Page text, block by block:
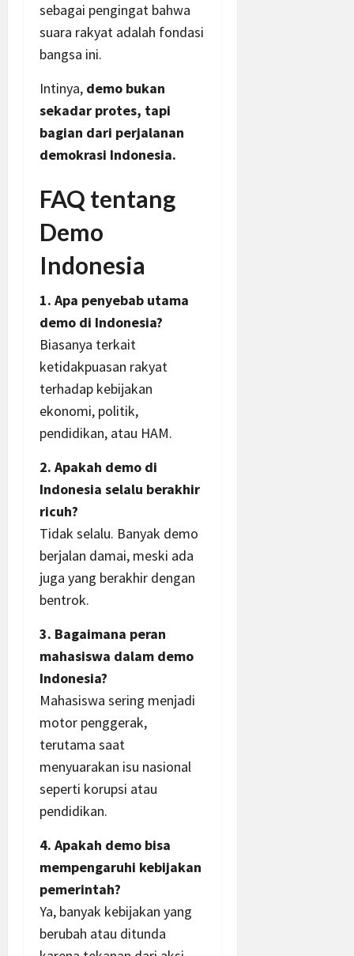
sebagai pengingat bahwa
suara rakyat adalah fondasi
bangsa ini.
Intinya, demo bukan
sekadar protes, tapi
bagian dari perjalanan
demokrasi Indonesia.
FAQ tentang
Demo
Indonesia
1. Apa penyebab utama
demo di Indonesia?
Biasanya terkait
ketidakpuasan rakyat
terhadap kebijakan
ekonomi, politik,
pendidikan, atau HAM.
2. Apakah demo di
Indonesia selalu berakhir
ricuh?
Tidak selalu. Banyak demo
berjalan damai, meski ada
juga yang berakhir dengan
bentrok.
3. Bagaimana peran
mahasiswa dalam demo
Indonesia?
Mahasiswa sering menjadi
motor penggerak,
terutama saat
menyuarakan isu nasional
seperti korupsi atau
pendidikan.
4. Apakah demo bisa
mempengaruhi kebijakan
pemerintah?
Ya, banyak kebijakan yang
berubah atau ditunda